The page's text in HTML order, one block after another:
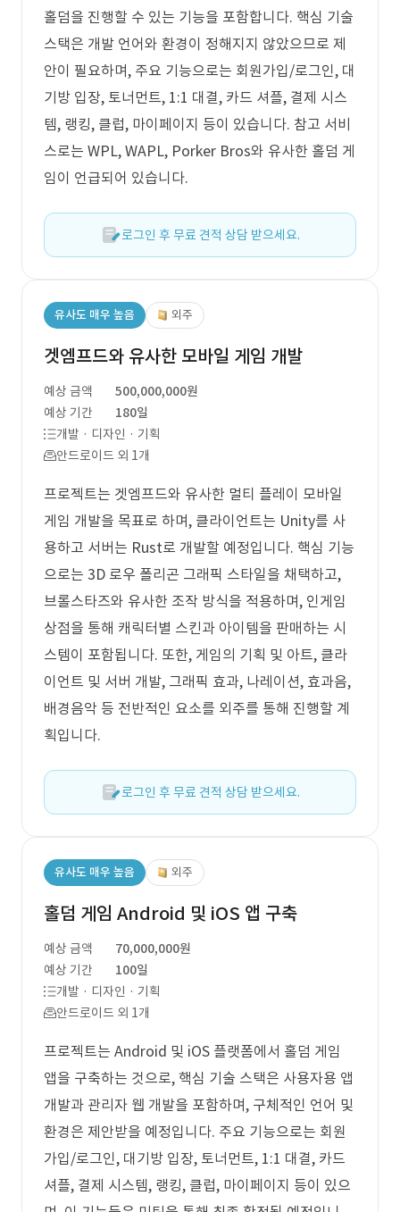
홀덤을 진행할 수 있는 기능을 포함합니다. 핵심 기술
스택은 개발 언어와 환경이 정해지지 않았으므로 제
안이 필요하며, 주요 기능으로는 회원가입/로그인, 대
기방 입장, 토너먼트, 1:1 대결, 카드 셔플, 결제 시스
템, 랭킹, 클럽, 마이페이지 등이 있습니다. 참고 서비
스로는 WPL, WAPL, Porker Bros와 유사한 홀덤 게
임이 언급되어 있습니다.
로그인 후 무료 견적 상담 받으세요.
유사도 매우 높음 외주
겟엠프드와 유사한 모바일 게임 개발
예상 금액
500,000,000원
예상 기간
180일
개발 · 디자인 · 기획
안드로이드 외 1개
프로젝트는 겟엠프드와 유사한 멀티 플레이 모바일
게임 개발을 목표로 하며, 클라이언트는 Unity를 사
용하고 서버는 Rust로 개발할 예정입니다. 핵심 기능
으로는 3D 로우 폴리곤 그래픽 스타일을 채택하고,
브롤스타즈와 유사한 조작 방식을 적용하며, 인게임
상점을 통해 캐릭터별 스킨과 아이템을 판매하는 시
스템이 포함됩니다. 또한, 게임의 기획 및 아트, 클라
이언트 및 서버 개발, 그래픽 효과, 나레이션, 효과음,
배경음악 등 전반적인 요소를 외주를 통해 진행할 계
획입니다.
로그인 후 무료 견적 상담 받으세요.
유사도 매우 높음 외주
홀덤 게임 Android 및 iOS 앱 구축
예상 금액
70,000,000원
예상 기간
100일
개발 · 디자인 · 기획
안드로이드 외 1개
프로젝트는 Android 및 iOS 플랫폼에서 홀덤 게임
앱을 구축하는 것으로, 핵심 기술 스택은 사용자용 앱
개발과 관리자 웹 개발을 포함하며, 구체적인 언어 및
환경은 제안받을 예정입니다. 주요 기능으로는 회원
가입/로그인, 대기방 입장, 토너먼트, 1:1 대결, 카드
셔플, 결제 시스템, 랭킹, 클럽, 마이페이지 등이 있으